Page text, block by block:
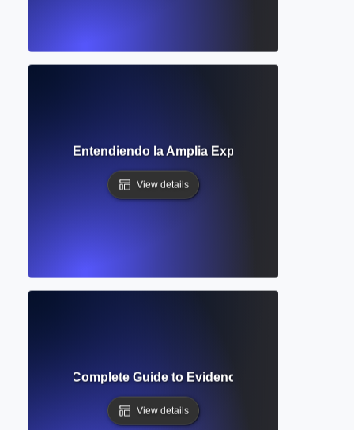
Alcance? Entendiendo la Amplia Exploración de Temas
View details
Review? Complete Guide to Evidence-Based Research
View details